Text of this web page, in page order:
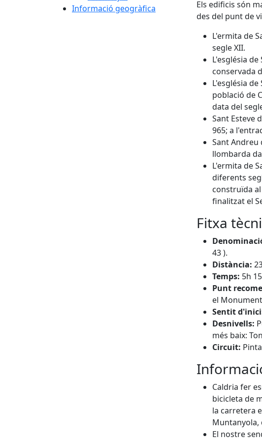
Informació geogràfica
Els edificis són
des del punt de
L'ermita de
segle XII.
L'església
conservada
L'església
població de
data del
Sant Esteve
965; a
Sant Andreu
llombarda
L'ermita de
diferents
construïda al
finalitzat el
Fitxa
43 ).
Distància:
Temps: 5h
Punt
el
Sentit
Desnivells:
més baix:
Circuit:
Caldria fer
bicicleta de
la carretera
Muntanyola,
El nostre